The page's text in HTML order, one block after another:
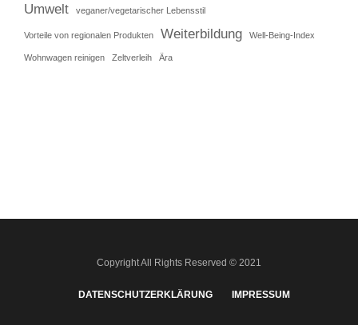
Umwelt veganer/vegetarischer Lebensstil
Vorteile von regionalen Produkten Weiterbildung Well-Being-Index
Wohnwagen reinigen Zeltverleih Ära
Copyright All Rights Reserved © 2021
DATENSCHUTZERKLÄRUNG IMPRESSUM